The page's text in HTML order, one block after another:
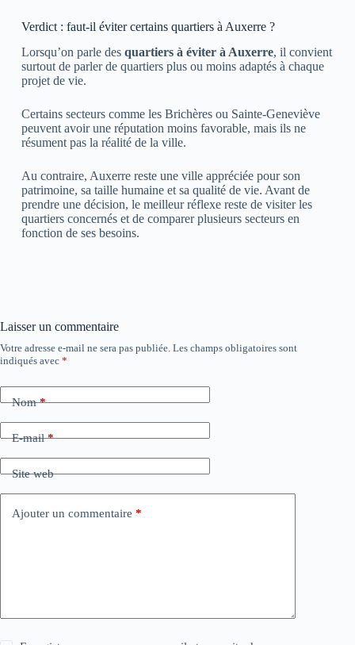
Verdict : faut-il éviter certains quartiers à Auxerre ?
Lorsqu’on parle des quartiers à éviter à Auxerre, il convient
surtout de parler de quartiers plus ou moins adaptés à chaque
projet de vie.
Certains secteurs comme les Brichères ou Sainte-Geneviève
peuvent avoir une réputation moins favorable, mais ils ne
résument pas la réalité de la ville.
Au contraire, Auxerrereste une ville appréciée pour son
patrimoine, sa taille humaine et sa qualité de vie. Avant de
prendre une décision, le meilleur réflexe reste de visiter les
quartiers concernés et de comparer plusieurs secteurs en
fonction de ses besoins.
Laisser un commentaire
Votre adresse e-mail ne sera pas publiée. Les champs obligatoires sont
indiqués avec *
Nom*
E-mail*
Site web
Ajouter un commentaire *